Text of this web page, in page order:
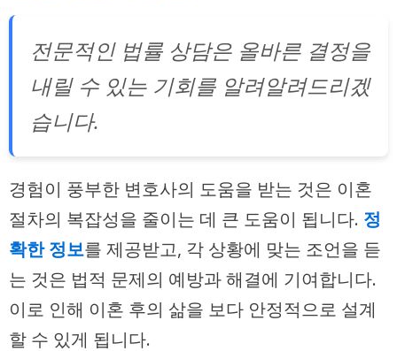
전문적인 법률 상담은 올바른 결정을
내릴 수 있는 기회를 알려알려드리겠
습니다.
경험이 풍부한 변호사의 도움을 받는 것은 이혼
절차의 복잡성을 줄이는 데 큰 도움이 됩니다. 정
확한 정보를 제공받고, 각 상황에 맞는 조언을 듣
는 것은 법적 문제의 예방과 해결에 기여합니다.
이로 인해 이혼 후의 삶을 보다 안정적으로 설계
할 수 있게 됩니다.